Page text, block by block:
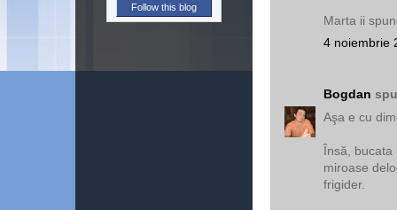
Marta ii
4 noiembrie
Bogdan
Aşa e cu
Însă, bucata
miroase
frigider.
Follow this blog